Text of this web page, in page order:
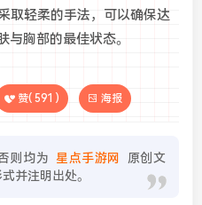
取轻柔的手法，可以确保达
与胸部的最佳状态。
赞( 591 ) 海报
则均为 星点手游网
原创文
并注明出处。